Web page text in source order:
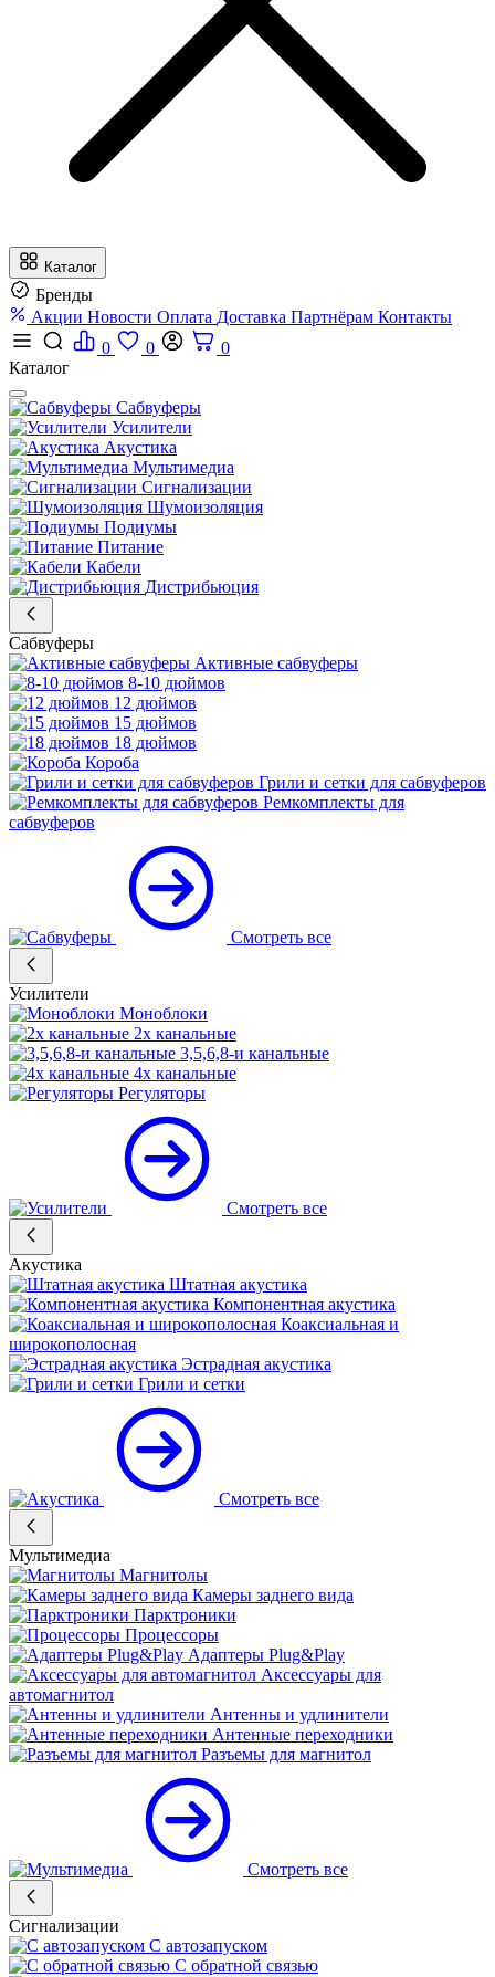
Каталог
Бренды
Акции Новости Оплата Доставка Партнёрам Контакты
0
0
0
Каталог
Сабвуферы
Усилители
Акустика
Мультимедиа
Сигнализации
Шумоизоляция
Подиумы
Питание
Кабели
Дистрибьюция
Сабвуферы
Активные сабвуферы
8-10 дюймов
12 дюймов
15 дюймов
18 дюймов
Короба
Грили и сетки для сабвуферов
Ремкомплекты для
сабвуферов
Смотреть все
Усилители
Моноблоки
2х канальные
3,5,6,8-и канальные
4х канальные
Регуляторы
Смотреть все
Акустика
Штатная акустика
Компонентная акустика
Коаксиальная и
широкополосная
Эстрадная акустика
Грили и сетки
Смотреть все
Мультимедиа
Магнитолы
Камеры заднего вида
Парктроники
Процессоры
Адаптеры Plug&Play
Аксессуары для
автомагнитол
Антенны и удлинители
Антенные переходники
Разъемы для магнитол
Смотреть все
Сигнализации
С автозапуском
С обратной связью